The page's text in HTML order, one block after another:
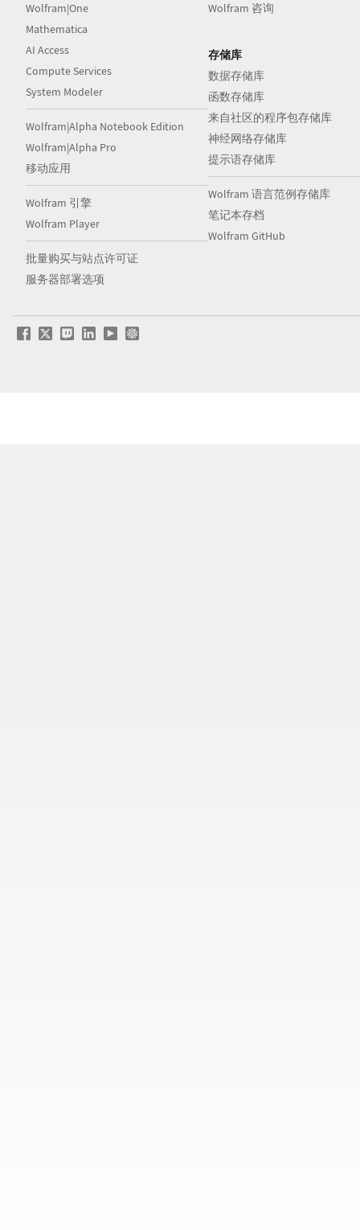
Wolfram|One
Mathematica
AI Access
Compute Services
System Modeler
Wolfram|Alpha Notebook Edition
Wolfram|Alpha Pro
移动应用
Wolfram 引擎
Wolfram Player
批量购买与站点许可证
服务器部署选项
Wolfram 咨询
存储库
数据存储库
函数存储库
来自社区的程序包存储库
神经网络存储库
提示语存储库
Wolfram 语言范例存储库
笔记本存档
Wolfram GitHub